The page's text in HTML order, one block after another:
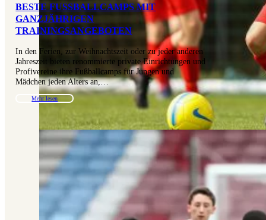
BESTE FUSSBALLCAMPS MIT G
ANZJÄHRIGEN T
RAININGSANGEBOTEN
In den Ferien, zur Weihnachtszeit oder zu jeder anderen
Jahreszeit bieten renommierte private Einrichtungen und
Profivereine ihre Fußballcamps für Jungen und
Mädchen jeden Alters an,…
Mehr lesen